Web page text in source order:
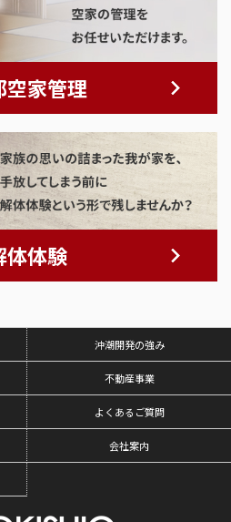
空家管理
体体験
沖潮開発の強み
不動産事業
よくあるご質問
会社案内